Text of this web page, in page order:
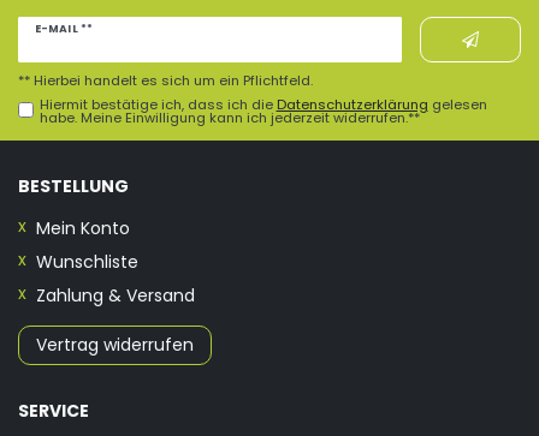
E-MAIL **
Newsletter
Hiermit bestätige ich, dass ich die Daten­schutz­erklärung gelesen
habe. Meine Einwilligung kann ich jederzeit widerrufen.**
** Hierbei handelt es sich um ein Pflichtfeld.
BESTELLUNG
Mein Konto
Wunschliste
Zahlung & Versand
Vertrag widerrufen
SERVICE